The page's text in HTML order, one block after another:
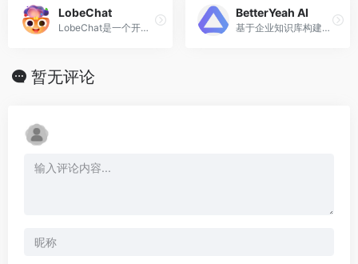
LobeChat
LobeChat是一个开源的AI聊天应用和开发框架，提供ChatGPT、Gemini、Claude等多个大语言模型
BetterYeah AI
基于企业知识库构建、训练AI Agent的智能体应用开发平台，赋能客服、营销、销售场景 -BetterYeah
暂无评论